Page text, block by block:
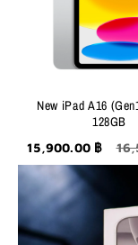
New iPad A16
128GB
15,900.00 ฿